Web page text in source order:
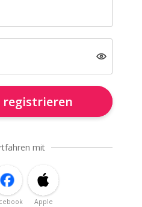
registrieren
mit
Apple